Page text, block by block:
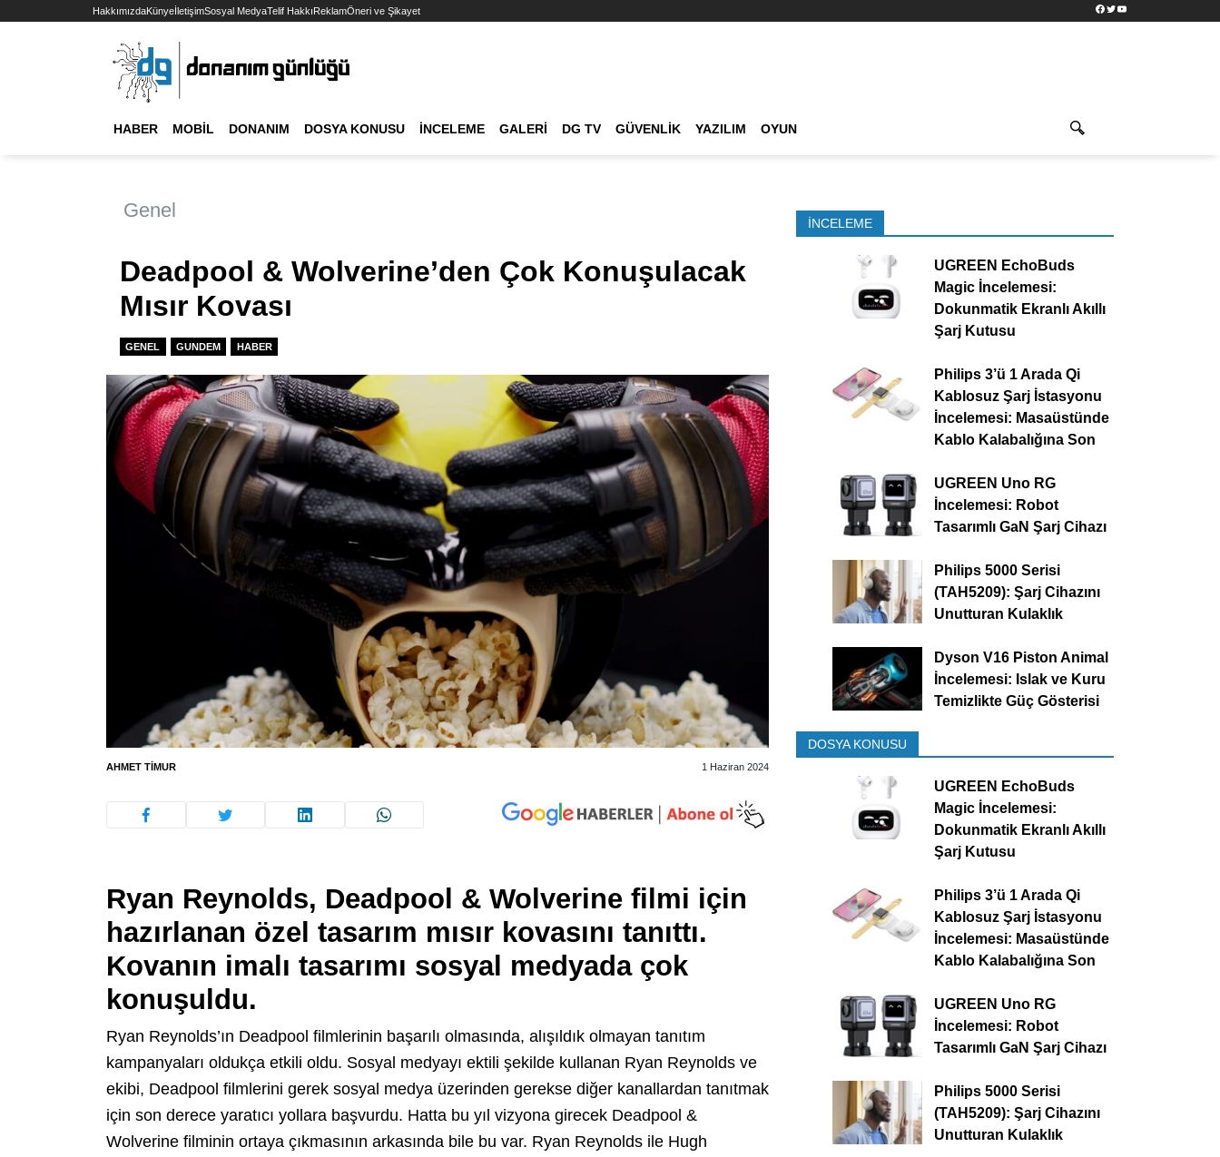
HakkımızdaKünyeİletişimSosyal MedyaTelif HakkıReklamÖneri ve Şikayet Facebook
TwitterYouTube
HABER MOBIL DONANIM DOSYA KONUSU İNCELEME GALERI DG TV GÜVENLIK YAZILIM OYUN
Genel
Deadpool & Wolverine’den Çok Konuşulacak
Mısır Kovası
GENEL GUNDEM HABER
AHMET TIMUR 1 Haziran 2024
Ryan Reynolds, Deadpool & Wolverine filmi için
hazırlanan özel tasarım mısır kovasını tanıttı.
Kovanın imalı tasarımı sosyal medyada çok
konuşuldu.
Ryan Reynolds’ın Deadpool filmlerinin başarılı olmasında, alışıldık olmayan tanıtım
kampanyaları oldukça etkili oldu. Sosyal medyayı ektili şekilde kullanan Ryan Reynolds ve
ekibi, Deadpool filmlerini gerek sosyal medya üzerinden gerekse diğer kanallardan tanıtmak
için son derece yaratıcı yollara başvurdu. Hatta bu yıl vizyona girecek Deadpool &
Wolverine filminin ortaya çıkmasının arkasında bile bu var. Ryan Reynolds ile Hugh
İNCELEME
UGREEN EchoBuds
Magic İncelemesi:
Dokunmatik Ekranlı Akıllı
Şarj Kutusu
Philips 3’ü 1 Arada Qi
Kablosuz Şarj İstasyonu
İncelemesi: Masaüstünde
Kablo Kalabalığına Son
UGREEN Uno RG
İncelemesi: Robot
Tasarımlı GaN Şarj Cihazı
Philips 5000 Serisi
(TAH5209): Şarj Cihazını
Unutturan Kulaklık
Dyson V16 Piston Animal
İncelemesi: Islak ve Kuru
Temizlikte Güç Gösterisi
DOSYA KONUSU
UGREEN EchoBuds
Magic İncelemesi:
Dokunmatik Ekranlı Akıllı
Şarj Kutusu
Philips 3’ü 1 Arada Qi
Kablosuz Şarj İstasyonu
İncelemesi: Masaüstünde
Kablo Kalabalığına Son
UGREEN Uno RG
İncelemesi: Robot
Tasarımlı GaN Şarj Cihazı
Philips 5000 Serisi
(TAH5209): Şarj Cihazını
Unutturan Kulaklık